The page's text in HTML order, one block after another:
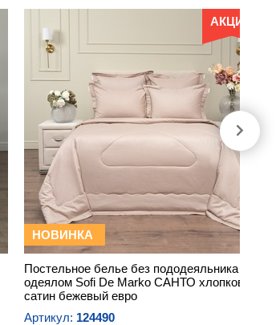
НОВИНКА
АКЦИЯ
Постельное белье без пододеяльника с
одеялом Sofi De Marko САНТО хлопковый
сатин бежевый евро
Артикул: 124490